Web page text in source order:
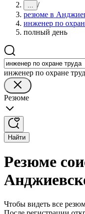
... /
резюме в
инженер по
полный день
инженер по охране
Резюме
Найти
Резюме
Чтобы видеть все